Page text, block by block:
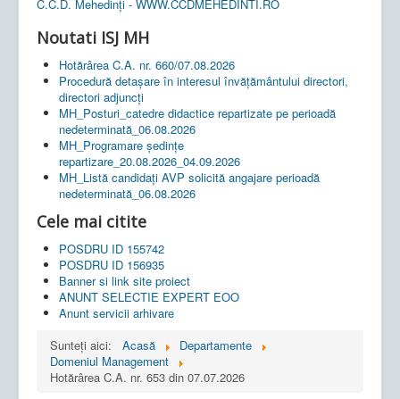
C.C.D. Mehedinţi - WWW.CCDMEHEDINTI.RO
Noutati ISJ MH
Hotărârea C.A. nr. 660/07.08.2026
Procedură detașare în interesul învățământului directori,
directori adjuncți
MH_Posturi_catedre didactice repartizate pe perioadă
nedeterminată_06.08.2026
MH_Programare ședințe
repartizare_20.08.2026_04.09.2026
MH_Listă candidați AVP solicită angajare perioadă
nedeterminată_06.08.2026
Cele mai citite
POSDRU ID 155742
POSDRU ID 156935
Banner si link site proiect
ANUNT SELECTIE EXPERT EOO
Anunt servicii arhivare
Sunteți aici:
Acasă
Departamente
Domeniul Management
Hotărârea C.A. nr. 653 din 07.07.2026